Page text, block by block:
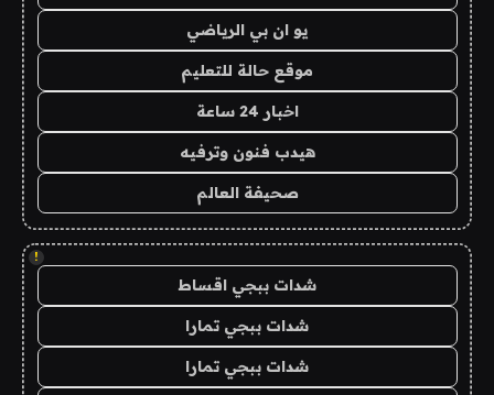
يو ان بي الرياضي
موقع حالة للتعليم
اخبار 24 ساعة
هيدب فنون وترفيه
صحيفة العالم
!
شدات ببجي اقساط
شدات ببجي تمارا
شدات ببجي تمارا